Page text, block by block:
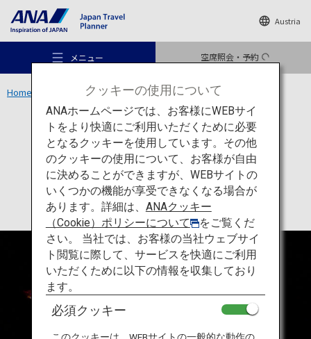
Austria
メニュー 空席照会・予約
おすすめの旅
旅のアイデア
行き先
旅のお役立ち情報
Home 中部エリア ほたるいかミュージアム
アクティビティ 富山
ほたるいかミュージアム
クッキーの使用について
ANAホームページでは、お客様にWEBサイ
トをより快適にご利用いただくために必要
となるクッキーを使用しています。その他
のクッキーの使用について、お客様が自由
に決めることができますが、WEBサイトの
いくつかの機能が享受できなくなる場合が
あります。詳細は、 ANAクッキー
（Cookie）ポリシーについて
をご覧くだ
さい。 当社では、お客様の当社ウェブサイ
ト閲覧に際して、サービスを快適にご利用
いただくために以下の情報を収集しており
ます。
必須クッキー